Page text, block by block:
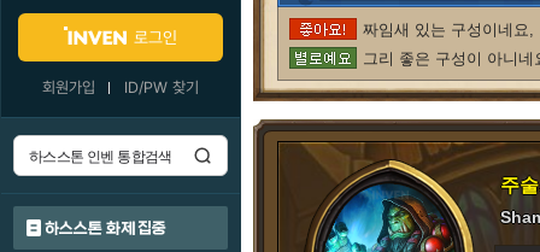
로그인
회원가입 ID/PW 찾기
하스스톤 화제 집중
짜임새 있는 구성이네요,
그리 좋은 구성이 아니네
주